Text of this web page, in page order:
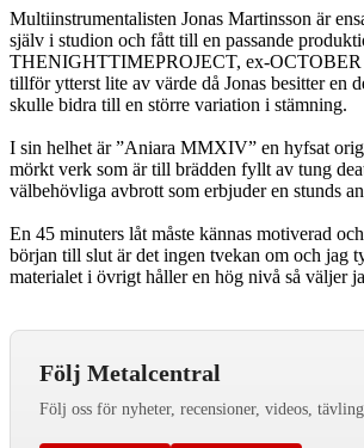
Multiinstrumentalisten Jonas Martinsson är
själv i studion och fått till en passande
THENIGHTTIMEPROJECT, ex-
tillför ytterst lite av värde då Jonas besitter en
skulle bidra till en större variation i stämning.
I sin helhet är ”Aniara MMXIV” en hyfsat
mörkt verk som är till brädden fyllt av tung
välbehövliga avbrott som erbjuder en stunds
En 45 minuters låt måste kännas motiverad
början till slut är det ingen tvekan om och jag
materialet i övrigt håller en hög nivå så väljer
Följ Metalcentral
Följ oss för nyheter, recensioner, videos,